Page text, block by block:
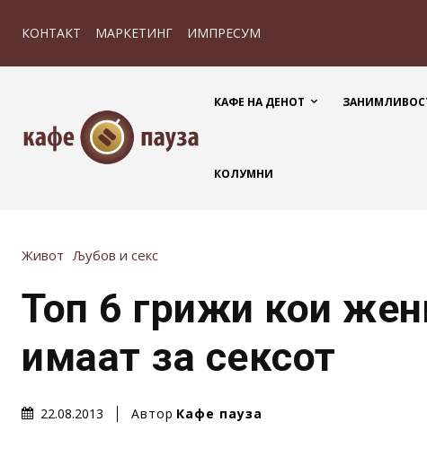
КОНТАКТ МАРКЕТИНГ ИМПРЕСУМ
КАФЕ НА ДЕНОТ
КОЛУМНИ
Живот Љубов и секс
Топ 6 грижи кои
имаат за сексот
22.08.2013 Автор Кафе пауза